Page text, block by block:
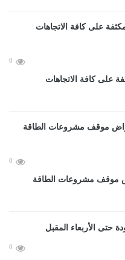
0
على كافة الاتجاهات
0
موقف مشروعات الطاقة
0